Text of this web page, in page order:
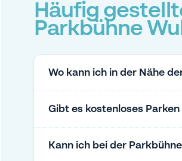
Häufig
Parkbühne
Wo kann ich in der Nähe
Gibt es kostenloses
Kann ich bei der